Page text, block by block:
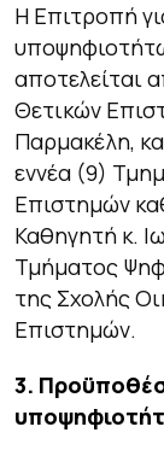
Η Επιτροπή
αποτελείται
Θετικών
Παρμακέλη,
εννέα (9)
Επιστημών
Καθηγητή κ.
Τμήματος
της Σχολής
Επιστημών.
3.